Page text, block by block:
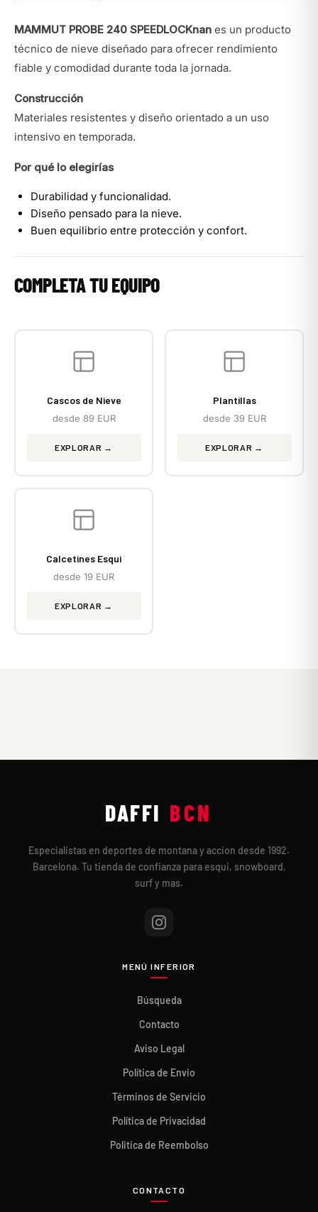
MAMMUT PROBE 240 SPEEDLOCKnan es un producto
técnico de nieve diseñado para ofrecer rendimiento
fiable y comodidad durante toda la jornada.
Construcción
Materiales resistentes y diseño orientado a un uso
intensivo en temporada.
Por qué lo elegirías
Durabilidad y funcionalidad.
Diseño pensado para la nieve.
Buen equilibrio entre protección y confort.
COMPLETA TU EQUIPO
Cascos de Nieve
desde 89 EUR
EXPLORAR →
Plantillas
desde 39 EUR
EXPLORAR →
Calcetines Esqui
desde 19 EUR
EXPLORAR →
DAFFI BCN
Especialistas en deportes de montana y accion desde 1992.
Barcelona. Tu tienda de confianza para esqui, snowboard,
surf y mas.
MENÚ INFERIOR
Búsqueda
Contacto
Aviso Legal
Política de Envio
Términos de Servicio
Política de Privacidad
Politica de Reembolso
CONTACTO